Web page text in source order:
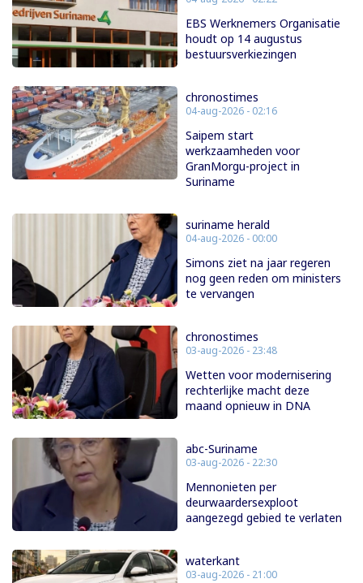
EBS Werknemers Organisatie
houdt op 14 augustus
bestuursverkiezingen
chronostimes
04-aug-2026 - 02:16
Saipem start
werkzaamheden voor
GranMorgu-project in
Suriname
suriname herald
04-aug-2026 - 00:00
Simons ziet na jaar regeren
nog geen reden om ministers
te vervangen
chronostimes
03-aug-2026 - 23:48
Wetten voor modernisering
rechterlijke macht deze
maand opnieuw in DNA
abc-Suriname
03-aug-2026 - 22:30
Mennonieten per
deurwaardersexploot
aangezegd gebied te verlaten
waterkant
03-aug-2026 - 21:00